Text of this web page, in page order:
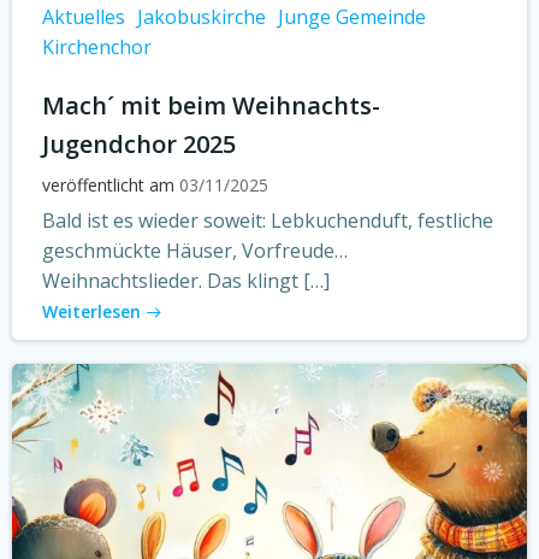
Aktuelles Jakobuskirche Junge Gemeinde
Kirchenchor
Mach´ mit beim Weihnachts-
Jugendchor 2025
veröffentlicht am 03/11/2025
Bald ist es wieder soweit: Lebkuchenduft, festliche
geschmückte Häuser, Vorfreude…
Weihnachtslieder. Das klingt […]
Weiterlesen